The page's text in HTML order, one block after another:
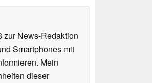
zur News-Redaktion
Smartphones mit
Mein
dieser